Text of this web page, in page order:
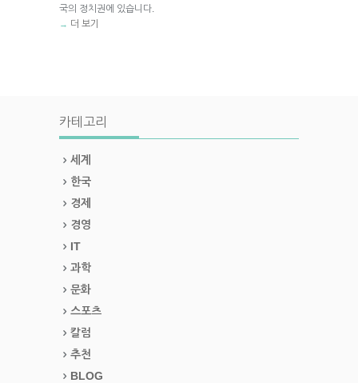
국의 정치권에 있습니다.
→ 더 보기
카테고리
세계
한국
경제
경영
IT
과학
문화
스포츠
칼럼
추천
BLOG